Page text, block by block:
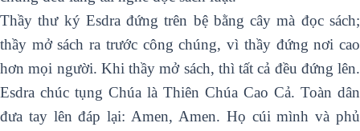
Thầy thư ký Esdra đứng trên bệ bằng cây mà đọc sách;
thầy mở sách ra trước công chúng, vì thầy đứng nơi cao
hơn mọi người. Khi thầy mở sách, thì tất cả đều đứng lên.
Esdra chúc tụng Chúa là Thiên Chúa Cao Cả. Toàn dân
đưa tay lên đáp lại: Amen, Amen. Họ cúi mình và phủ